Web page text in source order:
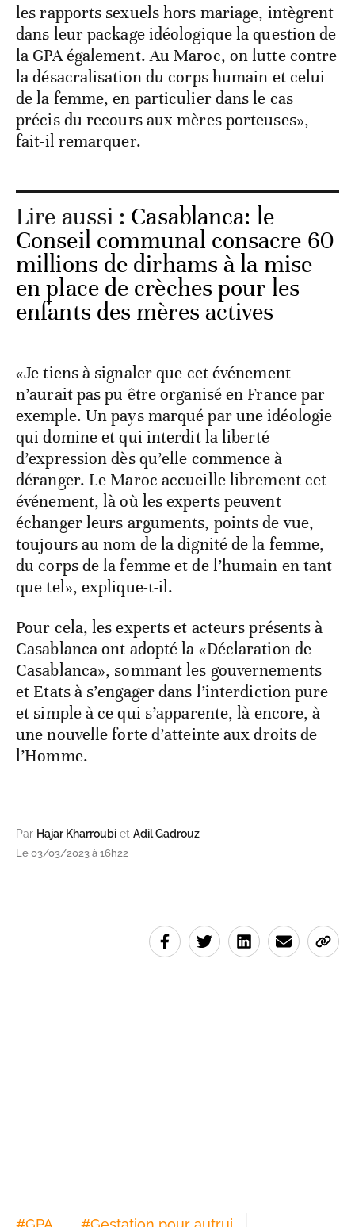
les rapports sexuels hors mariage, intègrent
dans leur package idéologique la question de
la GPA également. Au Maroc, on lutte contre
la désacralisation du corps humain et celui
de la femme, en particulier dans le cas
précis du recours aux mères porteuses»,
fait-il remarquer.
Lire aussi : Casablanca: le
Conseil communal consacre 60
millions de dirhams à la mise
en place de crèches pour les
enfants des mères actives
«Je tiens à signaler que cet événement
n’aurait pas pu être organisé en France par
exemple. Un pays marqué par une idéologie
qui domine et qui interdit la liberté
d’expression dès qu’elle commence à
déranger. Le Maroc accueille librement cet
événement, là où les experts peuvent
échanger leurs arguments, points de vue,
toujours au nom de la dignité de la femme,
du corps de la femme et de l’humain en tant
que tel», explique-t-il.
Pour cela, les experts et acteurs présents à
Casablanca ont adopté la «Déclaration de
Casablanca», sommant les gouvernements
et Etats à s’engager dans l’interdiction pure
et simple à ce qui s’apparente, là encore, à
une nouvelle forte d’atteinte aux droits de
l’Homme.
Par Hajar Kharroubi et Adil Gadrouz
Le 03/03/2023 à 16h22